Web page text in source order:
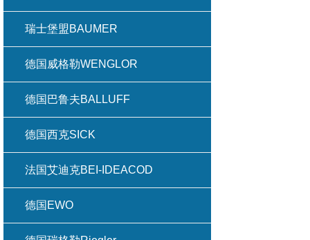
瑞士堡盟BAUMER
德国威格勒WENGLOR
德国巴鲁夫BALLUFF
德国西克SICK
法国艾迪克BEI-IDEACOD
德国EWO